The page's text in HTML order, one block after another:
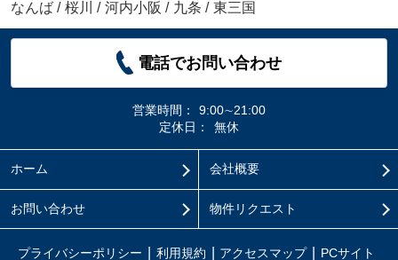
なんば / 桜川 / 河内小阪 / 九条 / 東三国
電話でお問い合わせ
営業時間：
9:00∼21:00
定休日：
無休
ホーム 会社概要
お問い合わせ 物件リクエスト
プライバシーポリシー 利用規約 アクセスマップ PCサイト